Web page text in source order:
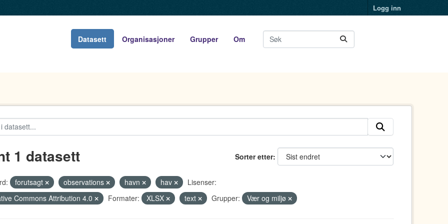
Logg inn
Datasett Organisasjoner Grupper Om
Sorter etter
1 datasett
forutsagt observations havn hav
Lisenser:
Commons Attribution 4.0
Formater: XLSX text Grupper: Vær og miljø